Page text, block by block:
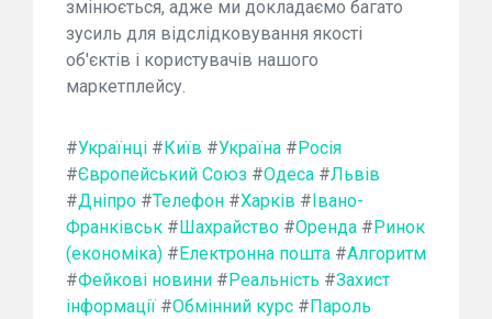
змінюється, адже ми докладаємо багато
зусиль для відслідковування якості
об'єктів і користувачів нашого
маркетплейсу.
#Українці #Київ #Україна #Росія
#Європейський Союз #Одеса #Львів
#Дніпро #Телефон #Харків #Івано-
Франківськ #Шахрайство #Оренда #Ринок
(економіка) #Електронна пошта #Алгоритм
#Фейкові новини #Реальність #Захист
інформації #Обмінний курс #Пароль